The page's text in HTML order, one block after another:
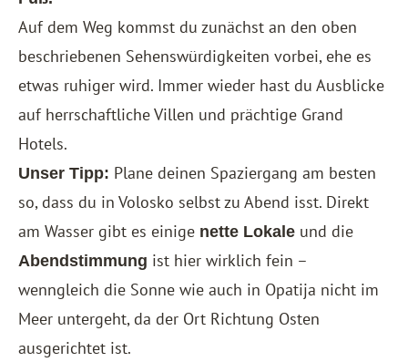
Auf dem Weg kommst du zunächst an den oben
beschriebenen Sehenswürdigkeiten vorbei, ehe es
etwas ruhiger wird. Immer wieder hast du Ausblicke
auf herrschaftliche Villen und prächtige Grand
Hotels.
Unser Tipp: Plane deinen Spaziergang am besten
so, dass du in Volosko selbst zu Abend isst. Direkt
am Wasser gibt es einige nette Lokale und die
Abendstimmung ist hier wirklich fein –
wenngleich die Sonne wie auch in Opatija nicht im
Meer untergeht, da der Ort Richtung Osten
ausgerichtet ist.